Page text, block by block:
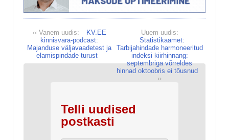
Uuem uudis:
Statistikaamet:
Tarbijahindade harmoneeritud
indeksi kiirhinnang:
septembriga võrreldes
hinnad oktoobris ei tõusnud
››
‹‹ Vanem uudis:
KV.EE
kinnisvara-podcast:
Majanduse väljavaadetest ja
elamispindade turust
Telli uudised
postkasti